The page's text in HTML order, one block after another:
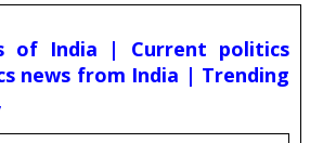
of India | Current politics
news from India | Trending